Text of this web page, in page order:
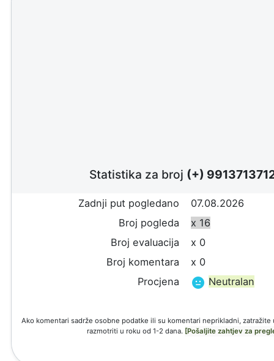
Statistika za broj (+)
Zadnji put pogledano
07.08.2026
Broj pogleda
x 16
Broj evaluacija
x 0
Broj komentara
x 0
Procjena
Neutralan
Ako komentari sadrže osobne podatke ili su komentari neprikladni, zatražite
razmotriti u roku od 1-2 dana. [Pošaljite zahtjev za